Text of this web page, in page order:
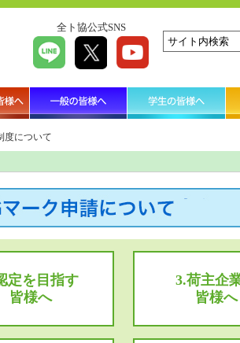
全ト協公式SNS
度について
定を目指す
皆様へ
3.荷主企
皆様へ